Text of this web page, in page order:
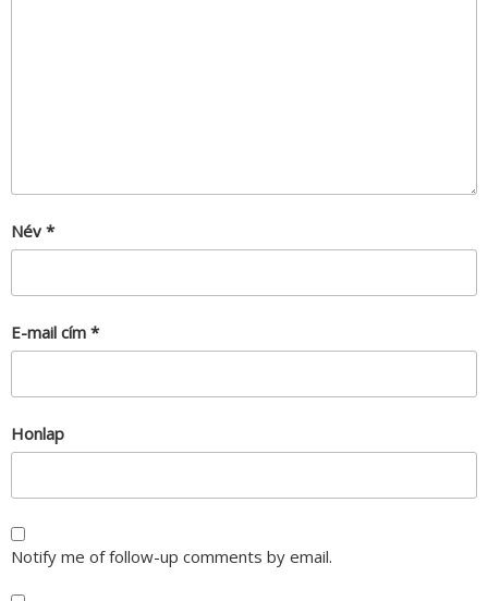
Név *
E-mail cím *
Honlap
Notify me of follow-up comments by email.